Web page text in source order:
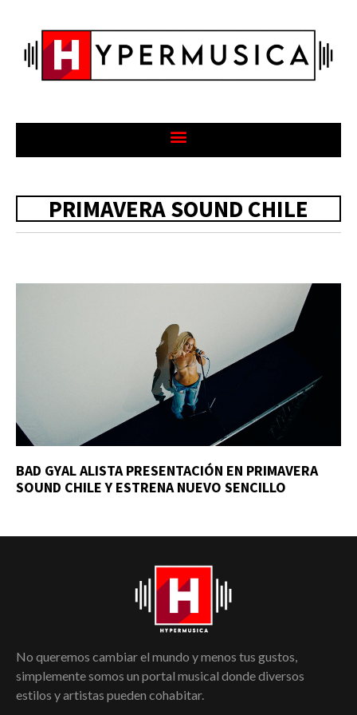
PRIMAVERA SOUND CHILE
BAD GYAL ALISTA PRESENTACIÓN EN PRIMAVERA
SOUND CHILE Y ESTRENA NUEVO SENCILLO
No queremos cambiar el mundo y menos tus gustos,
simplemente somos un portal musical donde diversos
estilos y artistas pueden cohabitar.